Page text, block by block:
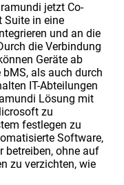
jetzt Co-
Suite in eine
und an die
die Verbindung
Geräte ab
als auch durch
IT-Abteilungen
Lösung mit
zu
festlegen zu
Software,
betreiben, ohne auf
zu verzichten, wie